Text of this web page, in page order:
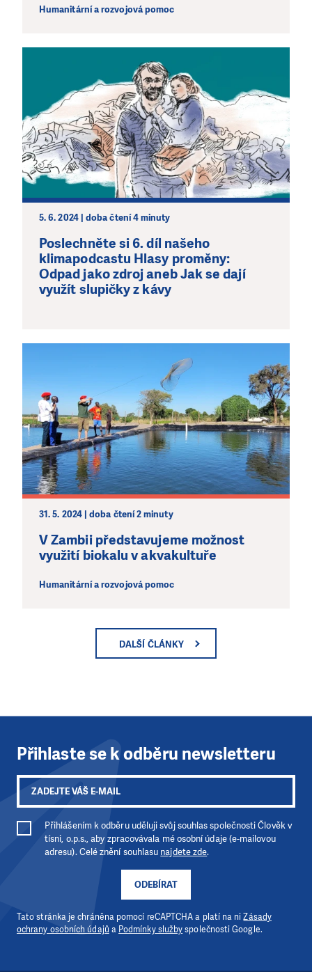
Humanitární a rozvojová pomoc
5. 6. 2024 | doba čtení 4 minuty
Poslechněte si 6. díl našeho
klimapodcastu Hlasy proměny:
Odpad jako zdroj aneb Jak se dají
využít slupičky z kávy
31. 5. 2024 | doba čtení 2 minuty
V Zambii představujeme možnost
využití biokalu v akvakultuře
Humanitární a rozvojová pomoc
DALŠÍ ČLÁNKY
Přihlaste se k odběru newsletteru
ODEBÍRAT
Přihlášením k odběru uděluji svůj souhlas společnosti Člověk v
tísni, o.p.s., aby zpracovávala mé osobní údaje (e-mailovou
adresu). Celé znění souhlasu najdete zde.
Tato stránka je chráněna pomocí reCAPTCHA a platí na niZásady
ochrany osobních údajů a Podmínky službyspolečnosti Google.